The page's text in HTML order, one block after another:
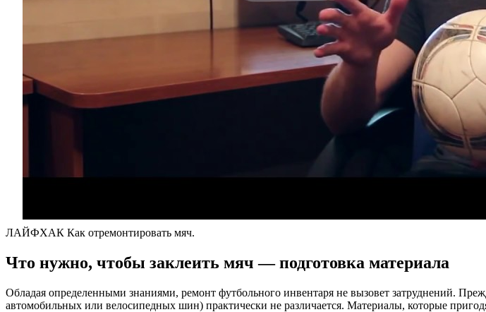
ЛАЙФХАК Как отремонтировать мяч.
Что нужно, чтобы заклеить мяч — подготовка материала
Обладая определенными знаниями, ремонт футбольного инвентаря не вызовет затруднений.
автомобильных или велосипедных шин) практически не различается. Материалы, которые